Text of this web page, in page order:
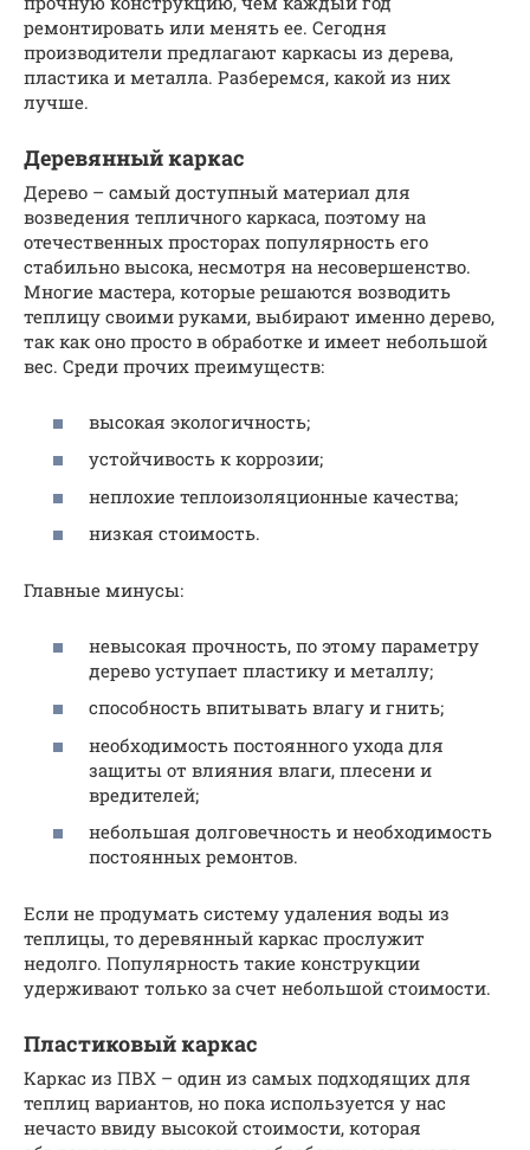
ремонтировать или менять ее. Сегодня
производители предлагают каркасы из дерева,
пластика и металла. Разберемся, какой из них
лучше.
Деревянный каркас
Дерево – самый доступный материал для
возведения тепличного каркаса, поэтому на
отечественных просторах популярность его
стабильно высока, несмотря на несовершенство.
Многие мастера, которые решаются возводить
теплицу своими руками, выбирают именно дерево,
так как оно просто в обработке и имеет небольшой
вес. Среди прочих преимуществ:
высокая экологичность;
устойчивость к коррозии;
неплохие теплоизоляционные качества;
низкая стоимость.
Главные минусы:
невысокая прочность, по этому параметру
дерево уступает пластику и металлу;
способность впитывать влагу и гнить;
необходимость постоянного ухода для
защиты от влияния влаги, плесени и
вредителей;
небольшая долговечность и необходимость
постоянных ремонтов.
Если не продумать систему удаления воды из
теплицы, то деревянный каркас прослужит
недолго. Популярность такие конструкции
удерживают только за счет небольшой стоимости.
Пластиковый каркас
Каркас из ПВХ – один из самых подходящих для
теплиц вариантов, но пока используется у нас
нечасто ввиду высокой стоимости, которая